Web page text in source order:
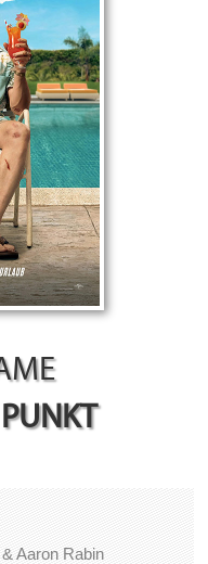
Aaron Rabin